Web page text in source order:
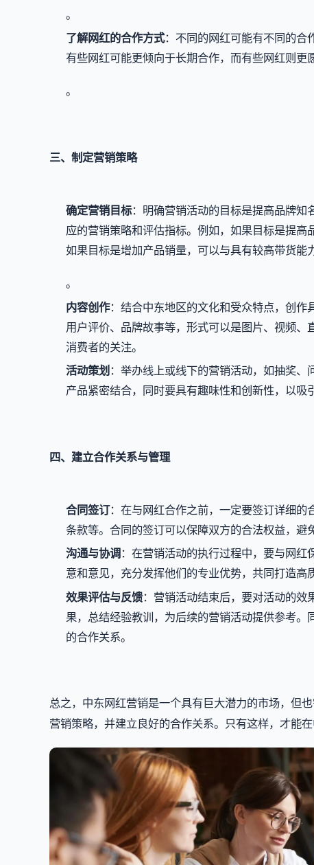
。
了解网红的合作方式：不同的网红可能有不同的合
有些网红可能更倾向于长期合作，而有些网红则更
。
三、制定营销策略
确定营销目标：明确营销活动的目标是提高品牌知
应的营销策略和评估指标。例如，如果目标是提高
如果目标是增加产品销量，可以与具有较高带货能
。
内容创作：结合中东地区的文化和受众特点，创作
用户评价、品牌故事等，形式可以是图片、视频
消费者的关注。
活动策划 ：举办线上或线下的营销活动，如抽奖
产品紧密结合，同时要具有趣味性和创新性，以吸
四、建立合作关系与管理
合同签订：在与网红合作之前，一定要签订详细
条款等。合同的签订可以保障双方的合法权益，避
沟通与协调 ：在营销活动的执行过程中，要与网
意和意见，充分发挥他们的专业优势，共同打造高
效果评估与反馈：营销活动结束后，要对活动的效
果，总结经验教训，为后续的营销活动提供参考
的合作关系。
总之，中东网红营销是一个具有巨大潜力的市场，但
营销策略，并建立良好的合作关系。只有这样，才能